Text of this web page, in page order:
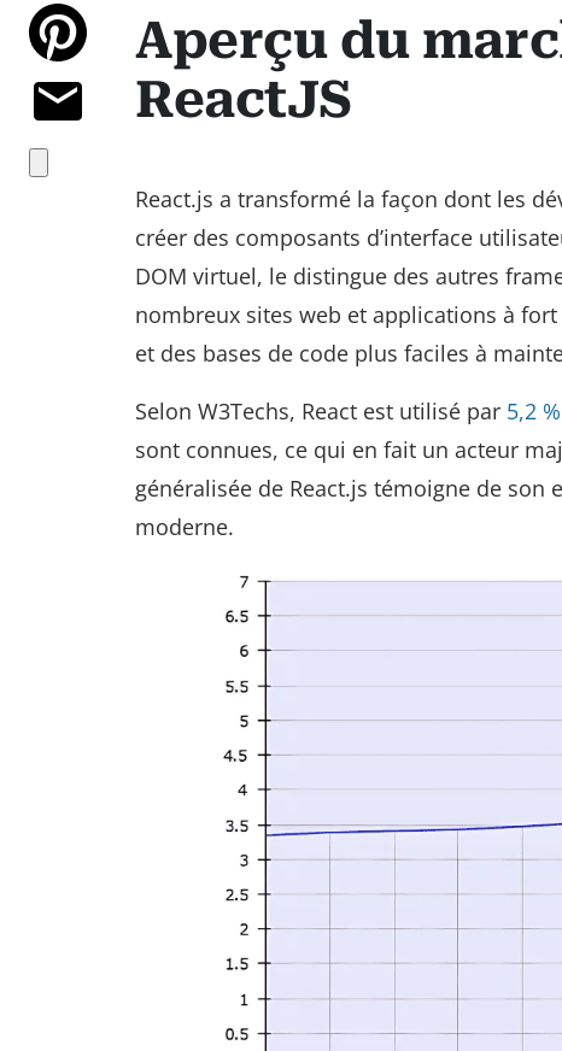
Aperçu du
ReactJS
React.js a transformé la façon dont les
créer des composants d’interface
DOM virtuel, le distingue des autres
nombreux sites web et applications à
et des bases de code plus faciles à
Selon W3Techs, React est utilisé par 5,2 %
sont connues, ce qui en fait un acteur
généralisée de React.js témoigne de
moderne.